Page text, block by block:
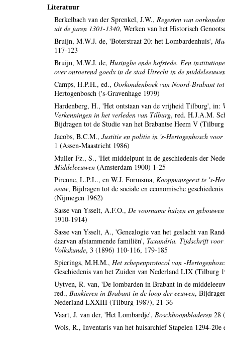
Literatuur
Berkelbach van der Sprenkel, J.W.,Regesten van
uit de jaren 1301-1340, Werken van het Historisch
Bruijn, M.W.J. de, 'Boterstraat 20: het Lombardenhuis',
117-123
Bruijn, M.W.J. de,Husinghe ende hofstede. Een
over onroerend goedx in de stad Utrecht in de
Camps, H.P.H., ed.,Oorkondenboek van Noord-Brabant
Hertogenbosch ('s-Gravenhage 1979)
Hardenberg, H., 'Het ontstaan van de vrijheid Tilburg', in:
Verkenningen in het verleden van Tilburg, red. H.J.A.M.
Bijdragen tot de Studie van het Brabantse Heem V
Jacobs, B.C.M.,Justitie en politie in 's-Hertogenbosch voor
1 (Assen-Maastricht 1986)
Muller Fz., S., 'Het middelpunt in de geschiedenis der
Middeleeuwen (Amsterdam 1900) 1-25
Pirenne, L.P.L., en W.J. Formsma,Koopmansgeest te 's-
eeuw, Bijdragen tot de sociale en economische
(Nijmegen 1962)
Sasse van Ysselt, A.F.O.,De voorname huizen en
1910-1914)
Sasse van Ysselt, A., 'Genealogie van het geslacht van
daarvan afstammende familiën', Taxandria. Tijdschrift voor
Volkskunde, 3 (1896) 110-116, 179-185
Spierings, M.H.M.,Het schepenprotocol van -
Geschiedenis van het Zuiden van Nederland LIX (Tilburg
Uytven, R. van, 'De lombarden in Brabant in de
red.,Bankieren in Brabant in de loop der eeuwen,
Nederland LXXIII (Tilburg 1987), 21-36
Vaart, J. van der, 'Het Lombardje',Boschboombladeren 28
Wols, R., Inventaris van het huisarchief Stapelen 1294-20e